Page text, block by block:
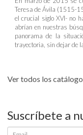
Teresa de Ávila (1515-
el crucial siglo XVI- no
abrían en nuestras
panorama de la
trayectoria, sin dejar de
Ver todos los
Suscríbete a